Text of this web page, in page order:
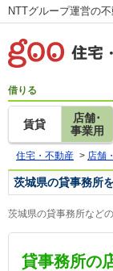
NTTグループ運営の
借りる
賃貸
店舗･
事業用
住宅・不動産 > 店舗
茨城県の貸事務所
茨城県の貸事務所など
貸事務所の